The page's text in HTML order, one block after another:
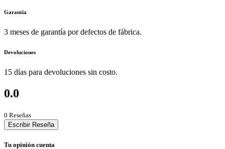
Garantía
3 meses de garantía por defectos de fábrica.
Devoluciones
15 días para devoluciones sin costo.
0.0
0 Reseñas
Escribir Reseña
Tu opinión cuenta